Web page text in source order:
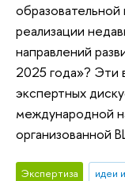
реализации
направлений
2025 года»? Эти
экспертных
международной
Экспертиза идеи